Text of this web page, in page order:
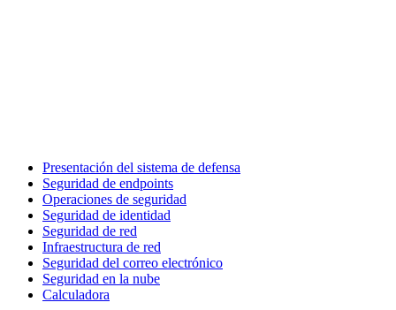
Presentación del sistema de defensa
Seguridad de endpoints
Operaciones de seguridad
Seguridad de identidad
Seguridad de red
Infraestructura de red
Seguridad del correo electrónico
Seguridad en la nube
Calculadora